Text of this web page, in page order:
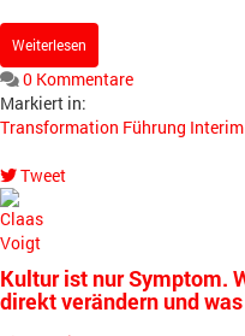
Weiterlesen
0 Kommentare
Markiert in:
Transformation Führung
Tweet
pinterest
Kultur ist nur Symptom.
direkt verändern und